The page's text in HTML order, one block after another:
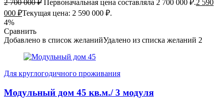
2 700 000₽ Первоначальная цена составляла 2 700 000 ₽.2 590
000 ₽Текущая цена: 2 590 000 ₽.
4%
Сравнить
Добавлено в список желанийУдалено из списка желаний 2
Для круглогодичного проживания
Модульный дом 45 кв.м./ 3 модуля